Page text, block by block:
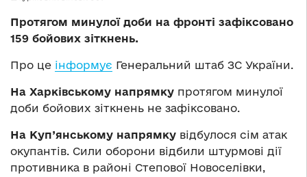
Протягом минулої доби на фронті зафіксовано
159 бойових зіткнень.
Про це інформує Генеральний штаб ЗС України.
На Харківському напрямку протягом минулої
доби бойових зіткнень не зафіксовано.
На Куп’янському напрямку відбулося сім атак
окупантів. Сили оборони відбили штурмові дії
противника в районі Степової Новоселівки,